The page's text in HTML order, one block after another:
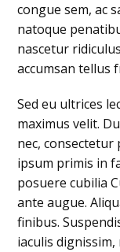
congue sem, ac
natoque
nascetur
accumsan tellus
Sed eu ultrices
maximus velit.
nec,
ipsum primis in
posuere cubilia
ante augue.
finibus.
iaculis